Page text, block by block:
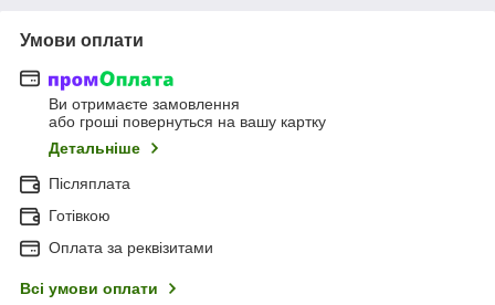
Умови оплати
Ви отримаєте замовлення
або гроші повернуться на вашу картку
Детальніше
Післяплата
Готівкою
Оплата за реквізитами
Всі умови оплати